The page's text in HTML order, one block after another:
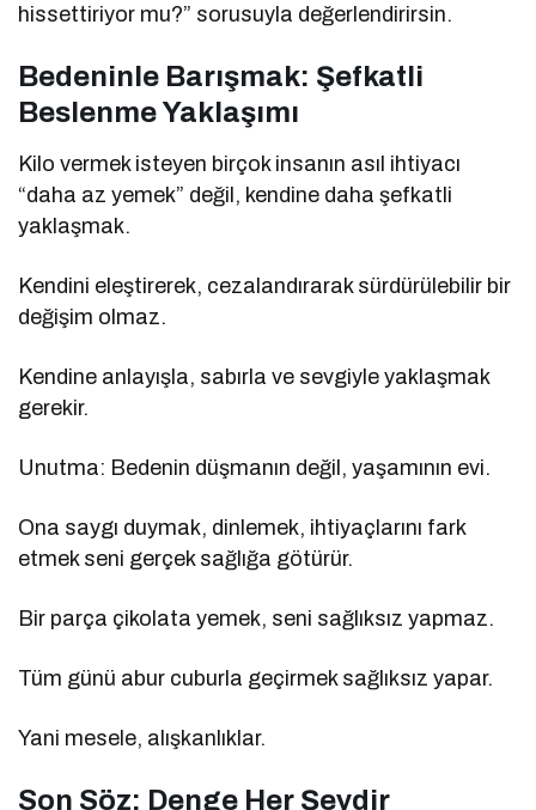
hissettiriyor mu?” sorusuyla değerlendirirsin.
Bedeninle Barışmak: Şefkatli
Beslenme Yaklaşımı
Kilo vermek isteyen birçok insanın asıl ihtiyacı
“daha az yemek” değil, kendine daha şefkatli
yaklaşmak.
Kendini eleştirerek, cezalandırarak sürdürülebilir bir
değişim olmaz.
Kendine anlayışla, sabırla ve sevgiyle yaklaşmak
gerekir.
Unutma: Bedenin düşmanın değil, yaşamının evi.
Ona saygı duymak, dinlemek, ihtiyaçlarını fark
etmek seni gerçek sağlığa götürür.
Bir parça çikolata yemek, seni sağlıksız yapmaz.
Tüm günü abur cuburla geçirmek sağlıksız yapar.
Yani mesele, alışkanlıklar.
Son Söz: Denge Her Şeydir